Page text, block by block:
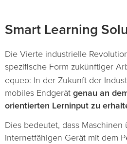
Smart Learning
Die Vierte industrielle
spezifische Form zukünftiger
equeo: In der Zukunft der
mobiles Endgerät genau an
orientierten Lerninput zu
Dies bedeutet, dass
internetfähigen Gerät mit dem